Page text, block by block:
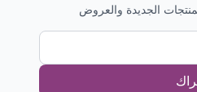
الجديدة والعروض